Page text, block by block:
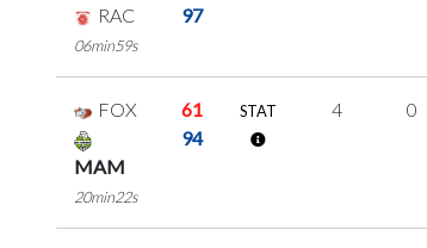
RAC 97
06min59s
FOX 61
MAM
94
20min22s
STAT 4 0